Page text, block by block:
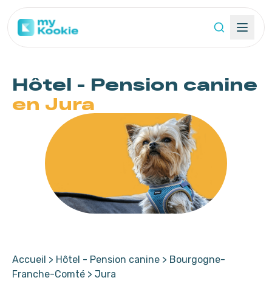
Hôtel - Pension canine
en Jura
Accueil > Hôtel - Pension canine > Bourgogne-
Franche-Comté > Jura